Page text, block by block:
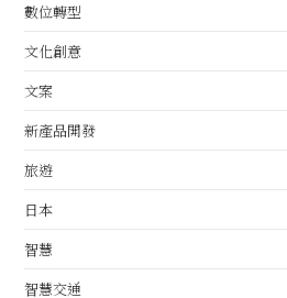
數位轉型
文化創意
文案
新產品開發
旅遊
日本
智慧
智慧交通